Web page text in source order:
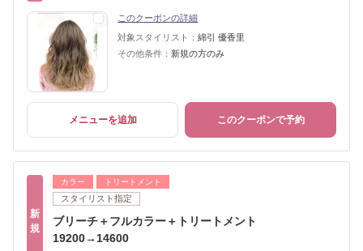
このクーポンの詳細
対象スタイリスト： 綿引 優香里
その他条件： 新規の方のみ
メニューを追加 このクーポンで予約
新
規
カラー トリートメント
スタイリスト指定
ブリーチ＋フルカラー＋トリートメント
19200→14600